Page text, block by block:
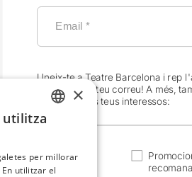
Uneix-te a Teatre Barcelona i rep
exclusives al teu correu! A més,
en funció dels teus interessos:
Actualitat
×
utilitza
per millorar
utilitzar el